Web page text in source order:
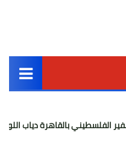
أخبار مصر
بالقاهرة دياب اللوح.. مسيرة